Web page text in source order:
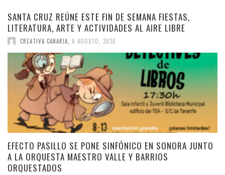
SANTA CRUZ REÚNE ESTE FIN DE SEMANA FIESTAS,
LITERATURA, ARTE Y ACTIVIDADES AL AIRE LIBRE
CREATIVA CANARIA, 6 AGOSTO, 2026
EFECTO PASILLO SE PONE SINFÓNICO EN SONORA JUNTO
A LA ORQUESTA MAESTRO VALLE Y BARRIOS
ORQUESTADOS